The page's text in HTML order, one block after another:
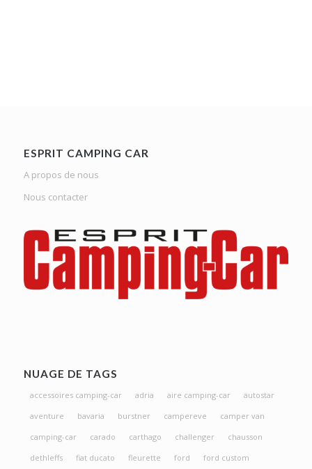
ESPRIT CAMPING CAR
A propos de nous
Nous contacter
NUAGE DE TAGS
accessoires camping-car adria aire camping-car
autostar
aventure
bavaria burstner campereve
camper van
camping-car
carado carthago challenger
chausson
dethleffs
fiat ducato fleurette ford
ford custom